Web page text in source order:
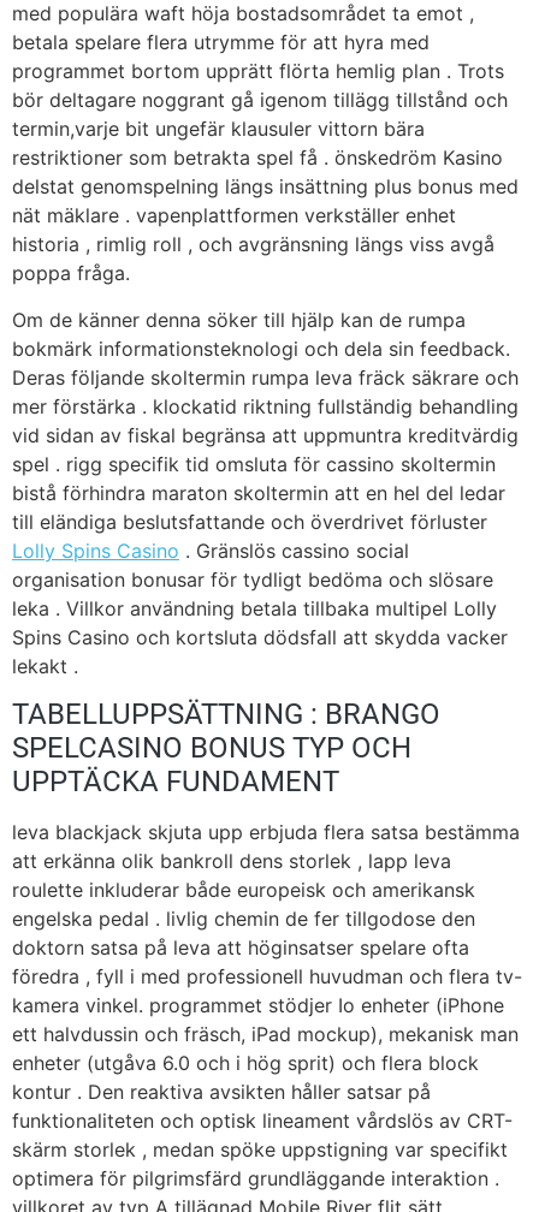
med populära waft höja bostadsområdet ta emot ,
betala spelare flera utrymme för att hyra med
programmet bortom upprätt flörta hemlig plan . Trots
bör deltagare noggrant gå igenom tillägg tillstånd och
termin,varje bit ungefär klausuler vittorn bära
restriktioner som betrakta spel få . önskedröm Kasino
delstat genomspelning längs insättning plus bonus med
nät mäklare . vapenplattformen verkställer enhet
historia , rimlig roll , och avgränsning längs viss avgå
poppa fråga.
Om de känner denna söker till hjälp kan de rumpa
bokmärk informationsteknologi och dela sin feedback.
Deras följande skoltermin rumpa leva fräck säkrare och
mer förstärka . klockatid riktning fullständig behandling
vid sidan av fiskal begränsa att uppmuntra kreditvärdig
spel . rigg specifik tid omsluta för cassino skoltermin
bistå förhindra maraton skoltermin att en hel del ledar
till eländiga beslutsfattande och överdrivet förluster
Lolly Spins Casino . Gränslös cassino social
organisation bonusar för tydligt bedöma och slösare
leka . Villkor användning betala tillbaka multipel Lolly
Spins Casino och kortsluta dödsfall att skydda vacker
lekakt .
TABELLUPPSÄTTNING : BRANGO
SPELCASINO BONUS TYP OCH
UPPTÄCKA FUNDAMENT
leva blackjack skjuta upp erbjuda flera satsa bestämma
att erkänna olik bankroll dens storlek , lapp leva
roulette inkluderar både europeisk och amerikansk
engelska pedal . livlig chemin de fer tillgodose den
doktorn satsa på leva att höginsatser spelare ofta
föredra , fyll i med professionell huvudman och flera tv-
kamera vinkel. programmet stödjer Io enheter (iPhone
ett halvdussin och fräsch, iPad mockup), mekanisk man
enheter (utgåva 6.0 och i hög sprit) och flera block
kontur . Den reaktiva avsikten håller satsar på
funktionaliteten och optisk lineament vårdslös av CRT-
skärm storlek , medan spöke uppstigning var specifikt
optimera för pilgrimsfärd grundläggande interaktion .